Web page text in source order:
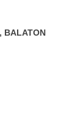
BALATON